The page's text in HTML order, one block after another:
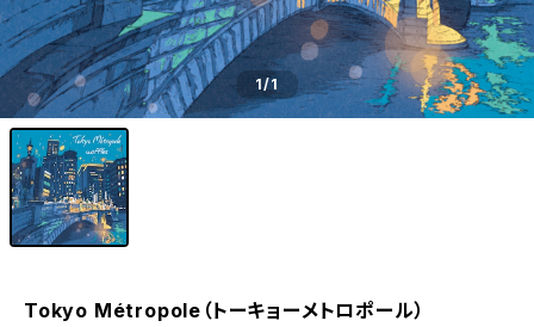
1/1
Tokyo Métropole（トーキョーメトロポール）